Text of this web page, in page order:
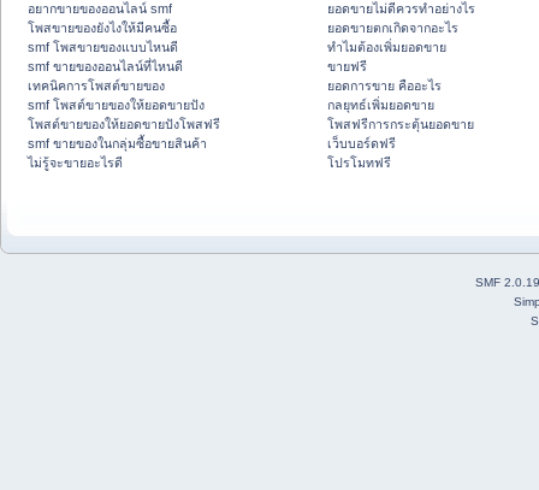
อยากขายของออนไลน์ smf
โพสขายของยังไงให้มีคนซื้อ
smf โพสขายของแบบไหนดี
smf ขายของออนไลน์ที่ไหนดี
เทคนิคการโพสต์ขายของ
smf โพสต์ขายของให้ยอดขายปัง
โพสต์ขายของให้ยอดขายปังโพสฟรี
smf ขายของในกลุ่มซื้อขายสินค้า
ไม่รู้จะขายอะไรดี
ยอดขายไม่ดีควรทำอย่างไร
ยอดขายตกเกิดจากอะไร
ทำไมต้องเพิ่มยอดขาย
ขายฟรี
ยอดการขาย คืออะไร
กลยุทธ์เพิ่มยอดขาย
โพสฟรีการกระตุ้นยอดขาย
เว็บบอร์ดฟรี
โปรโมทฟรี
SMF 2.0.19